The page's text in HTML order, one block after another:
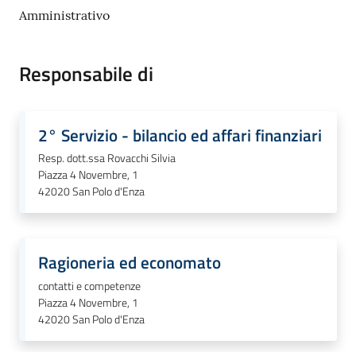
PagoPA
PNRR
argomenti
Seguici
Amministrativo
Responsabile di
2° Servizio - bilancio ed affari finanziari
Resp. dott.ssa Rovacchi Silvia
Piazza 4 Novembre, 1
42020San Polo d'Enza
Ragioneria ed economato
contatti e competenze
Piazza 4 Novembre, 1
42020San Polo d'Enza